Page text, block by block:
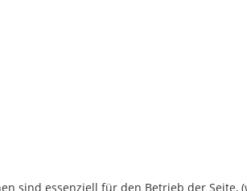
sind essenziell für den Betrieb der Seite,